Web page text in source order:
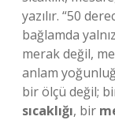
yazılır. “50
bağlamda
merak değil,
anlam
bir ölçü değil;
sıcaklığı, bir